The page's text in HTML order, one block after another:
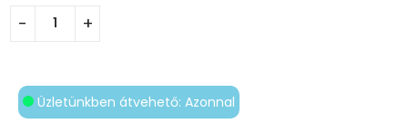
Üzletünkben átvehető: Azonnal